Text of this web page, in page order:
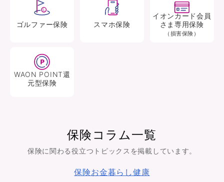
ゴルファー保険 スマホ保険
イオンカード会員
さま専用保険
（損害保険）
WAON POINT還
元型保険
保険コラム一覧
保険に関わる役立つトピックスを掲載しています。
保険お金暮らし健康